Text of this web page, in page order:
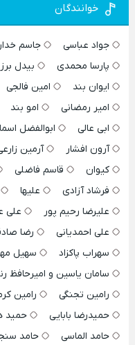
خوانندگان
جواد عباسی جاسم
پارسا محمدی
بیدل
ایوان بند
امین فالجی
امیر رمضانی
امو بند
ابی عالی
ابوالفضل
آرون افشار
آرمین
کیوان
قاسم فاضلی
فرشاد آزادی
علیها
علیرضا رحیم پور
علی
علی احمدیانی
رضا
سهراب پاکزاد
سهیل
سامان یاسین و امیرحافظ
رامین تجنگی
رامین
حمیدرضا بابایی
حمید
حامد الماسی
حامد